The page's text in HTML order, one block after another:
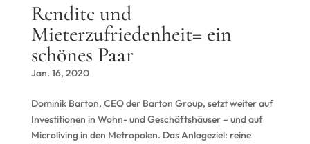
Rendite und
Mieterzufriedenheit= ein
schönes Paar
Jan. 16, 2020
Dominik Barton, CEO der Barton Group, setzt weiter auf
Investitionen in Wohn- und Geschäftshäuser – und auf
Microliving in den Metropolen. Das Anlageziel: reine